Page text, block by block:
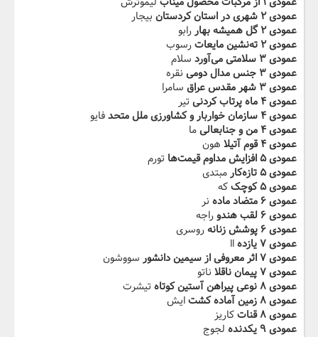
عمودی ۲ شهری در استان کردستان
بیجار
عمودی ۲ گل همیشه بهار
رابو
عمودی ۲ ته‌نشین مایعات
رسوب
عمودی ۳ سلامتی می‌آورد
سلام
عمودی ۳ جنس مدال دومی
نقره
عمودی ۳ شهر مقدس عراق
سامرا
عمودی ۴ ماه پرتاب کردنی
تیر
عمودی ۴ سازمان خواربار و کشاورزی ملل متحد
فایو
عمودی ۴ من و جنابعالی
ما
عمودی ۴ قوم آتیلا
هون
عمودی ۵ افزایش مداوم قیمت‌ها
تورم
عمودی ۵ تازه‌کار
مبتدی
عمودی ۵ کوچک
که
عمودی ۶ متضاد ماده
نر
عمودی ۶ لقب هندو
راجه
عمودی ۶ پوشش زنانه
روسری
عمودی ۷ یازده
اا
عمودی ۷ اثر معروفی از سیمین دانشور
سووشون
عمودی ۷ پیمان ناقلا
ناتو
عمودی ۸ نوعی پیراهن آستین کوتاه
تیشرت
عمودی ۸ زمین آماده کشت
ایش
عمودی ۸ قنات
کاریز
عمودی ۹ یکدنده
لجوج